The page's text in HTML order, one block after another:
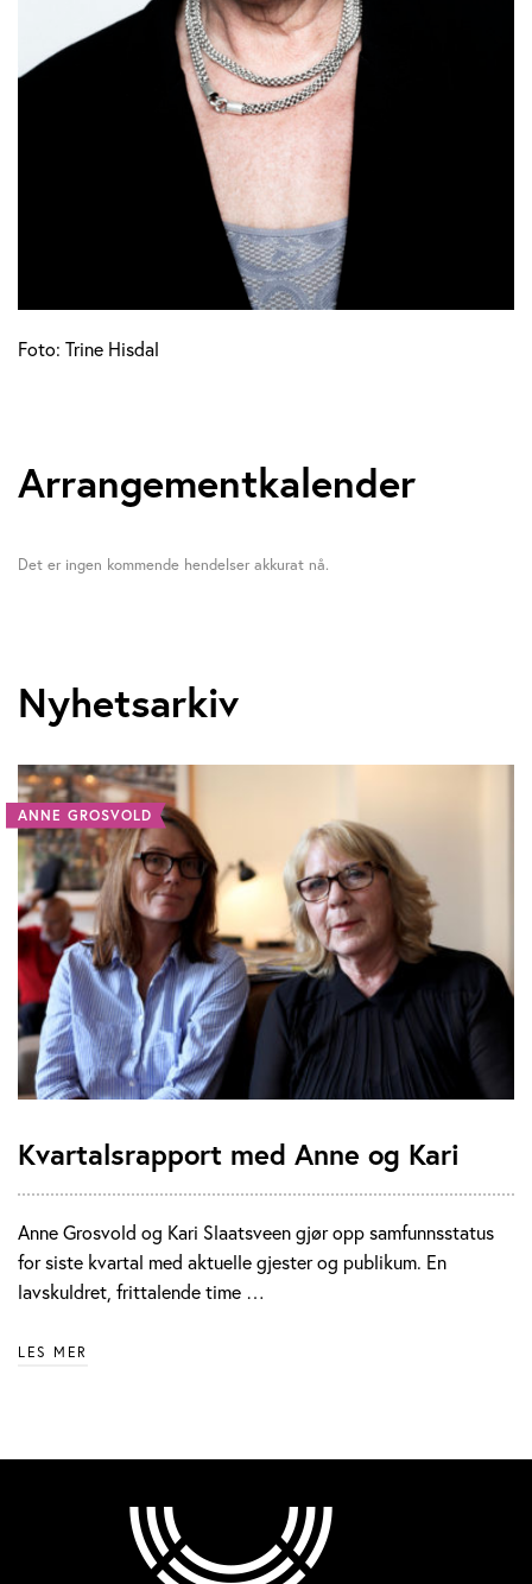
Foto: Trine Hisdal
Arrangementkalender
Det er ingen kommende hendelser akkurat nå.
Nyhetsarkiv
ANNE GROSVOLD
Kvartalsrapport med Anne og Kari
Anne Grosvold og Kari Slaatsveen gjør opp samfunnsstatus
for siste kvartal med aktuelle gjester og publikum. En
lavskuldret, frittalende time …
LES MER